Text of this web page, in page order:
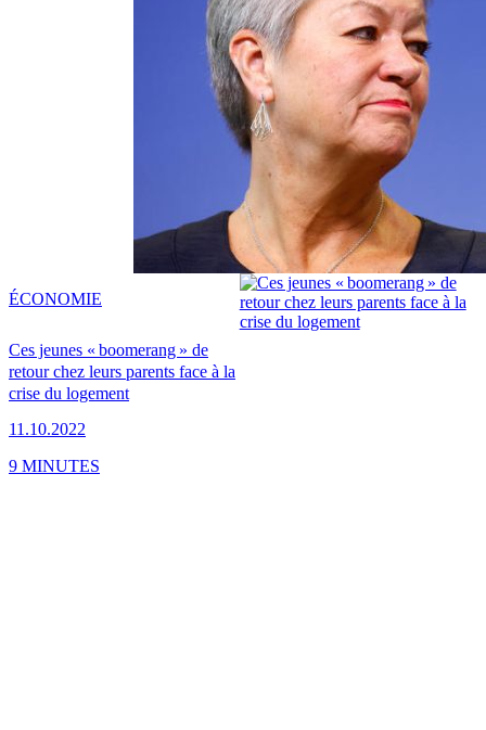
Ces jeunes « boomerang » de
retour chez leurs parents face à la
crise du logement
11.10.2022
ÉCONOMIE
9 MINUTES